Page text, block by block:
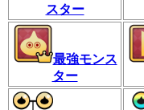
スター
最強モンス
ター